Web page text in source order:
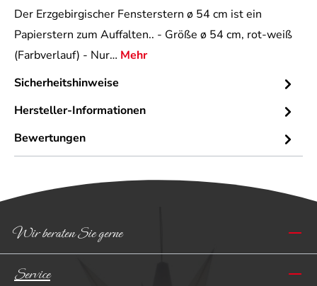
Der Erzgebirgischer Fensterstern ø 54 cm ist ein
Papierstern zum Auffalten.. - Größe ø 54 cm, rot-weiß
(Farbverlauf) - Nur… Mehr
Sicherheitshinweise
Hersteller-Informationen
Bewertungen
Wir beraten Sie gerne
Service